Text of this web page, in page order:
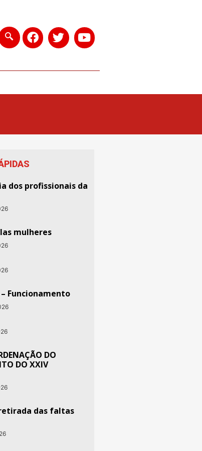
dos profissionais da
mulheres
Funcionamento
DO
DO XXIV
das faltas